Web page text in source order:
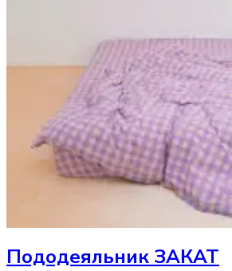
Пододеяльник ЗАКАТ